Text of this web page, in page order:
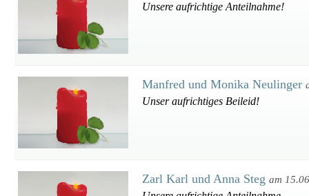
Unsere aufrichtige Anteilnahme!
Manfred und Monika Neulinger
Unser aufrichtiges Beileid!
Zarl Karl und Anna Steg am